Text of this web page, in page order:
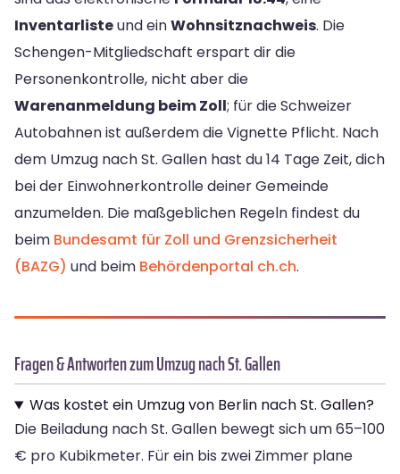
Inventarlisteund einWohnsitznachweis. Die
Schengen-Mitgliedschaft erspart dir die
Personenkontrolle, nicht aber die
Warenanmeldung beim Zoll; für die Schweizer
Autobahnen ist außerdem die Vignette Pflicht. Nach
dem Umzug nach St. Gallen hast du 14 Tage Zeit, dich
bei der Einwohnerkontrolle deiner Gemeinde
anzumelden. Die maßgeblichen Regeln findest du
beim Bundesamt für Zoll und Grenzsicherheit
(BAZG) und beim Behördenportal ch.ch.
Fragen & Antworten zum Umzug nach St. Gallen
Was kostet ein Umzug von Berlin nach St. Gallen?
Die Beiladung nach St. Gallen bewegt sich um 65–100
€ pro Kubikmeter. Für ein bis zwei Zimmer plane